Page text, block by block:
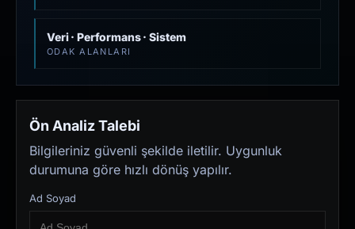
Veri · Performans · Sistem
ODAK ALANLARI
Ön Analiz Talebi
Bilgileriniz güvenli şekilde iletilir. Uygunluk
durumuna göre hızlı dönüş yapılır.
Ad Soyad